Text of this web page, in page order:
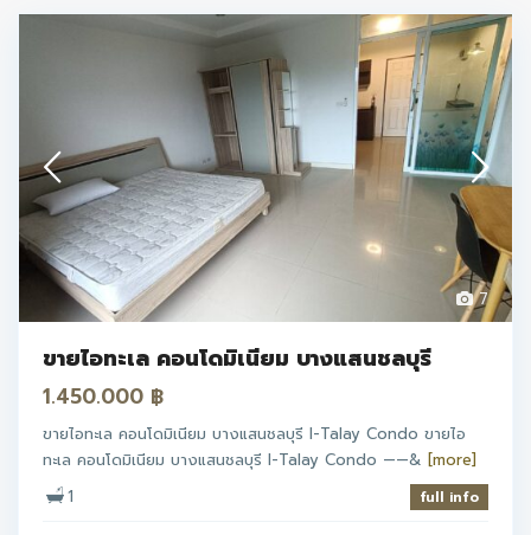
7
ขายไอทะเล คอนโดมิเนียม บางแสนชลบุรี
1.450.000 ฿
ขายไอทะเล คอนโดมิเนียม บางแสนชลบุรี I-Talay Condo ขายไอ
ทะเล คอนโดมิเนียม บางแสนชลบุรี I-Talay Condo ——& [more]
1
full info